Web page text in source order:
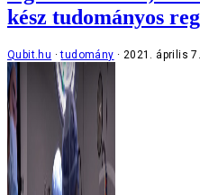
kész tudományos
Qubit.hu tudomány 2021. április 7.